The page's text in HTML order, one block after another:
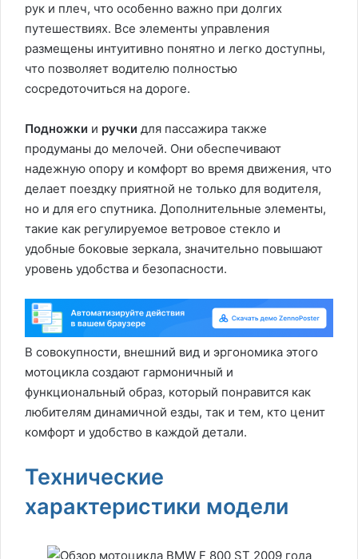
рук и плеч, что особенно важно при долгих
путешествиях. Все элементы управления
размещены интуитивно понятно и легко доступны,
что позволяет водителю полностью
сосредоточиться на дороге.
Подножки и ручки для пассажира также
продуманы до мелочей. Они обеспечивают
надежную опору и комфорт во время движения, что
делает поездку приятной не только для водителя,
но и для его спутника. Дополнительные элементы,
такие как регулируемое ветровое стекло и
удобные боковые зеркала, значительно повышают
уровень удобства и безопасности.
В совокупности, внешний вид и эргономика этого
мотоцикла создают гармоничный и
функциональный образ, который понравится как
любителям динамичной езды, так и тем, кто ценит
комфорт и удобство в каждой детали.
Технические
характеристики модели